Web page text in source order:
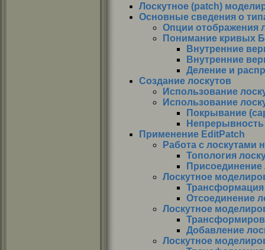
Лоскутное (patch)
Основные сведения о
Опции отображения
Понимание кривых
Внутренние
Внутренние
Деление и
Создание лоскутов
Использование
Использование
Покрывание
Применение EditPatch
Работа с лоскутами
Топология
Присоединение
Лоскутное
Трансформация
Отсоединение
Лоскутное
Добавление
Лоскутное